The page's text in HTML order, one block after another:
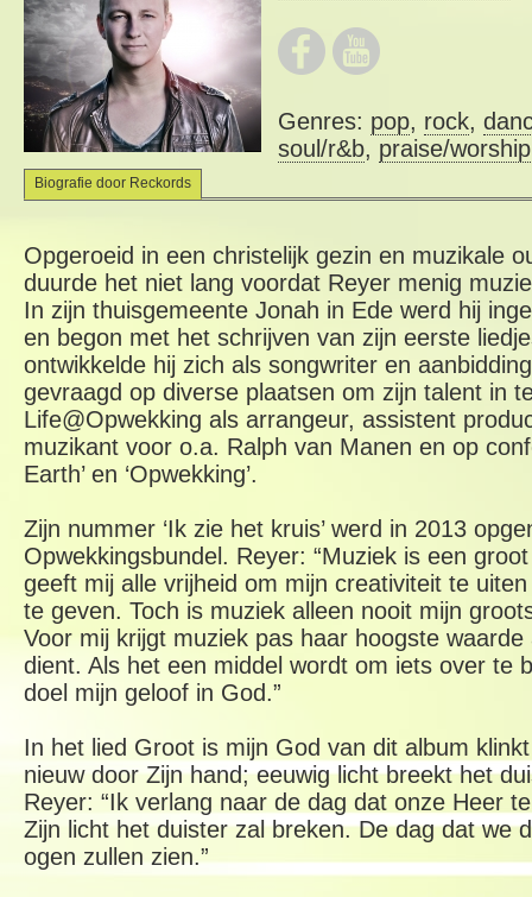
Genres: pop, rock,
soul/r&b, praise/worship
Biografie door Reckords
Opgeroeid in een christelijk gezin en muzikale
duurde het niet lang voordat Reyer menig
In zijn thuisgemeente Jonah in Ede werd hij
en begon met het schrijven van zijn eerste
ontwikkelde hij zich als songwriter en
gevraagd op diverse plaatsen om zijn talent in
Life@Opwekking als arrangeur, assistent
muzikant voor o.a. Ralph van Manen en op
Earth’ en ‘Opwekking’.
Zijn nummer ‘Ik zie het kruis’ werd in 2013
Opwekkingsbundel. Reyer: “Muziek is een
geeft mij alle vrijheid om mijn creativiteit te
te geven. Toch is muziek alleen nooit mijn
Voor mij krijgt muziek pas haar hoogste
dient. Als het een middel wordt om iets over te
doel mijn geloof in God.”
In het lied Groot is mijn God van dit album
nieuw door Zijn hand; eeuwig licht breekt het
Reyer: “Ik verlang naar de dag dat onze Heer
Zijn licht het duister zal breken. De dag dat we
ogen zullen zien.”